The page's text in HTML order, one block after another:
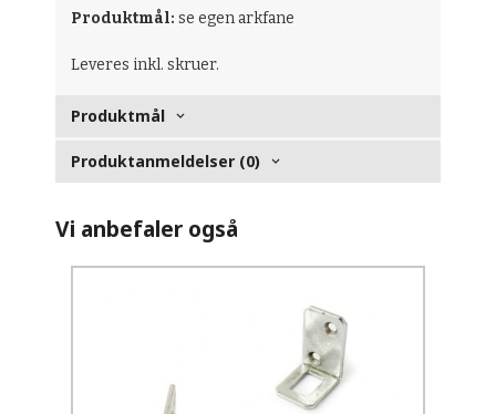
Produktmål: se egen arkfane
Leveres inkl. skruer.
Produktmål
Produktanmeldelser (0)
Vi anbefaler også